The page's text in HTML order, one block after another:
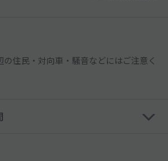
住民・対向車・騒音などにはご注意く